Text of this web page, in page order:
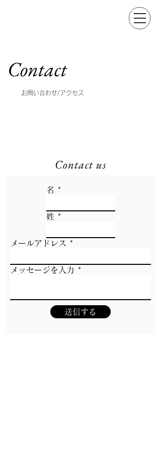
Contact
​お問い合わせ/アクセス
Contact us
名
姓
メールアドレス
メッセージを入力
送信する